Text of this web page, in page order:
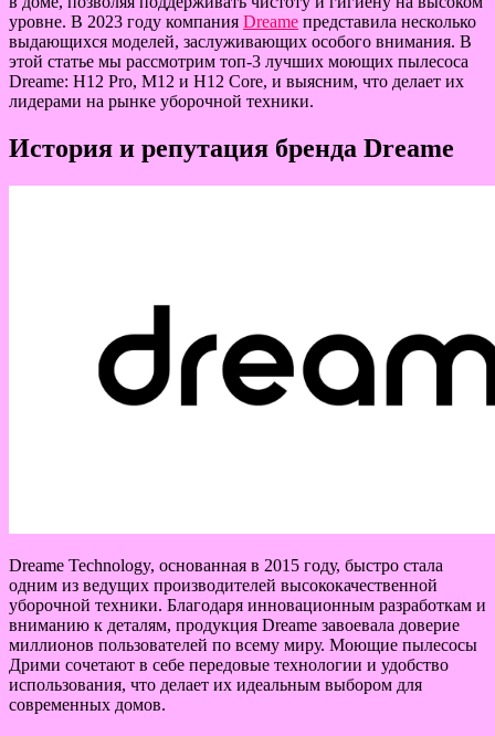
уровне. В 2023 году компания Dreame представила несколько
выдающихся моделей, заслуживающих особого внимания. В
этой статье мы рассмотрим топ-3 лучших моющих пылесоса
Dreame: H12 Pro, M12 и H12 Core, и выясним, что делает их
лидерами на рынке уборочной техники.
История и репутация бренда Dreame
Dreame Technology, основанная в 2015 году, быстро стала
одним из ведущих производителей высококачественной
уборочной техники. Благодаря инновационным разработкам и
вниманию к деталям, продукция Dreame завоевала доверие
миллионов пользователей по всему миру. Моющие пылесосы
Дрими сочетают в себе передовые технологии и удобство
использования, что делает их идеальным выбором для
современных домов.